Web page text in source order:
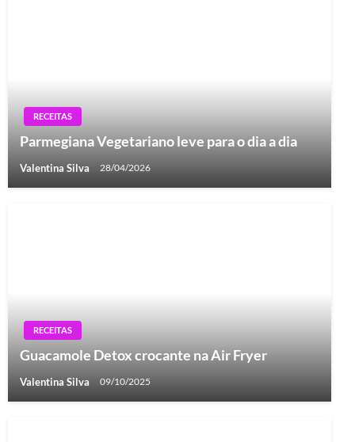
RECEITAS
Parmegiana Vegetariano leve para o dia a dia
Valentina Silva 28/04/2026
RECEITAS
Guacamole Detox crocante na Air Fryer
Valentina Silva 09/10/2025